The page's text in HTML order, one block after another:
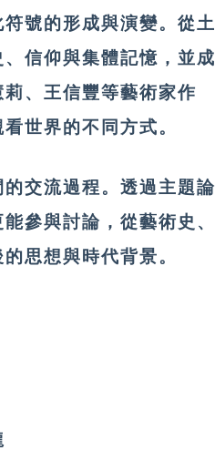
號的形成與演變。從土
信仰與集體記憶，並成
、王信豐等藝術家作
世界的不同方式。
交流過程。 透過主題論
參與討論，從藝術史、
思想與時代背景。